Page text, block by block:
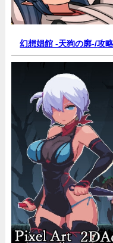
幻想娼館 -天狗の廓-/攻